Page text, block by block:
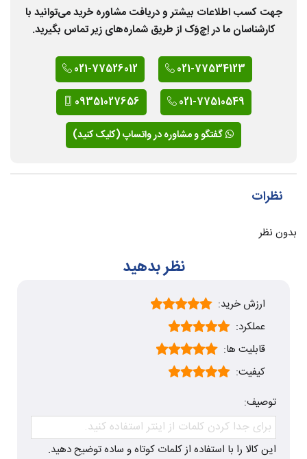
جهت کسب اطلاعات بیشتر و دریافت مشاوره خرید می‌توانید با
کارشناسان ما در اِچ‌وَک از طریق شماره‌های زیر تماس بگیرید.
021-77534123
021-77526012
021-77510549
09351027656
گفتگو و مشاوره در واتساپ (کلیک کنید)
نظرات
بدون نظر
نظر بدهید
ارزش خرید:
عملکرد:
قابلیت ها:
کیفیت:
توصیف:
این کالا را با استفاده از کلمات کوتاه و ساده توضیح دهید.